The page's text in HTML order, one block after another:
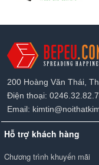
200 Hoàng Văn Thái,
Điện thoại:
Email:
Hỗ trợ khách hàng
Chương trình khuyến mãi